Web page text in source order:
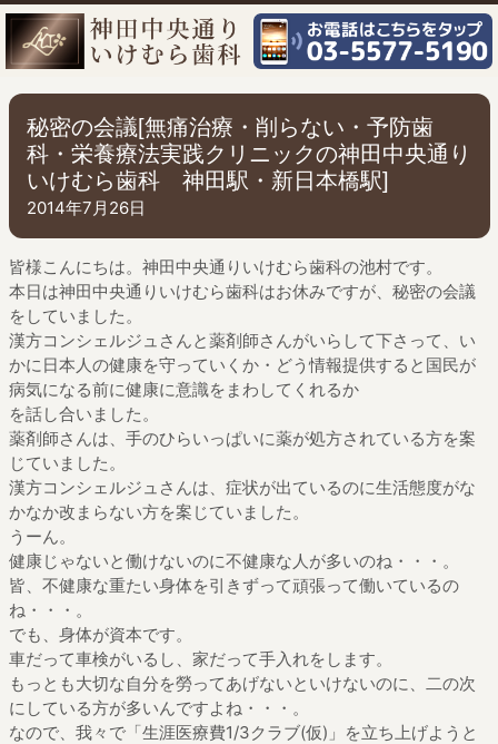
秘密の会議[無痛治療・削らない・予防歯
科・栄養療法実践クリニックの神田中央通り
いけむら歯科 神田駅・新日本橋駅]
2014年7月26日
皆様こんにちは。神田中央通りいけむら歯科の池村です。
本日は神田中央通りいけむら歯科はお休みですが、秘密の会議
をしていました。
漢方コンシェルジュさんと薬剤師さんがいらして下さって、い
かに日本人の健康を守っていくか・どう情報提供すると国民が
病気になる前に健康に意識をまわしてくれるか
を話し合いました。
薬剤師さんは、手のひらいっぱいに薬が処方されている方を案
じていました。
漢方コンシェルジュさんは、症状が出ているのに生活態度がな
かなか改まらない方を案じていました。
うーん。
健康じゃないと働けないのに不健康な人が多いのね・・・。
皆、不健康な重たい身体を引きずって頑張って働いているの
ね・・・。
でも、身体が資本です。
車だって車検がいるし、家だって手入れをします。
もっとも大切な自分を勞ってあげないといけないのに、二の次
にしている方が多いんですよね・・・。
なので、我々で「生涯医療費1/3クラブ(仮)」を立ち上げようと